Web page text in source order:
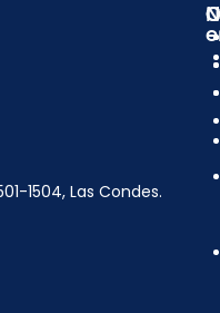
1504, Las Condes.